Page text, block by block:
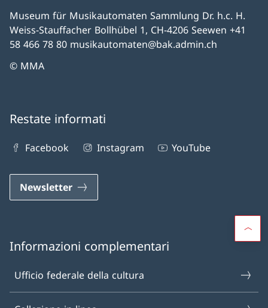
Museum für Musikautomaten Sammlung Dr. h.c. H.
Weiss-Stauffacher Bollhübel 1, CH-4206 Seewen +41
58 466 78 80 musikautomaten@bak.admin.ch
© MMA
Restate informati
Facebook Instagram YouTube
Newsletter
Informazioni complementari
Ufficio federale della cultura